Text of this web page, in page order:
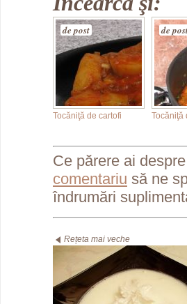
de post
Tocăniţă de cartofi
de
Tocăniţă
Ce părere ai
comentariu să ne
îndrumări
Rețeta mai veche